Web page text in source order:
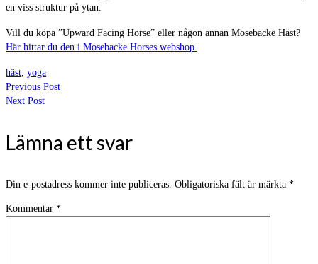
en viss struktur på ytan.
Vill du köpa ”Upward Facing Horse” eller någon annan Mosebacke Häst?
Här hittar du den i Mosebacke Horses webshop.
häst, yoga
Previous Post
Next Post
Lämna ett svar
Din e-postadress kommer inte publiceras. Obligatoriska fält är märkta *
Kommentar *